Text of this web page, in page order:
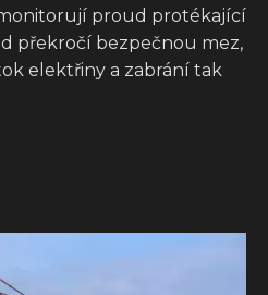
proud protékající
překročí bezpečnou mez,
elektřiny a zabrání tak